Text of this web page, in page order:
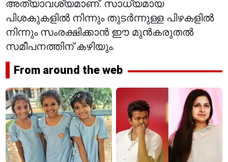
അത്യാവശ്യമാണ്. സാധ്യമായ
പിശകുകളിൽ നിന്നും തുടർന്നുള്ള പിഴകളിൽ
നിന്നും സംരക്ഷിക്കാൻ ഈ മുൻകരുതൽ
സമീപനത്തിന് കഴിയും.
From around the web